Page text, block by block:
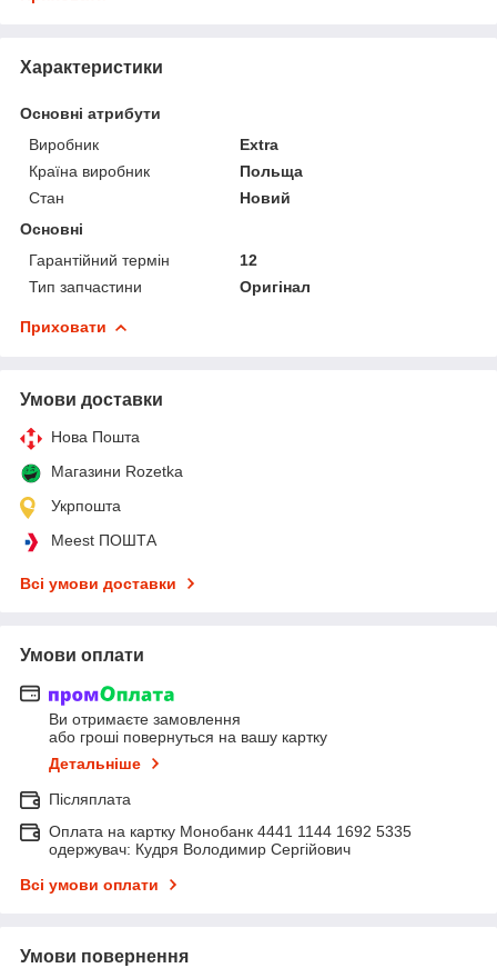
Характеристики
Основні атрибути
Виробник
Extra
Країна виробник
Польща
Стан
Новий
Основні
Гарантійний термін
12
Тип запчастини
Оригінал
Приховати
Умови доставки
Нова Пошта
Магазини Rozetka
Укрпошта
Meest ПОШТА
Всі умови доставки
Умови оплати
Ви отримаєте замовлення
або гроші повернуться на вашу картку
Детальніше
Післяплата
Оплата на картку Монобанк 4441 1144 1692 5335
одержувач: Кудря Володимир Сергійович
Всі умови оплати
Умови повернення